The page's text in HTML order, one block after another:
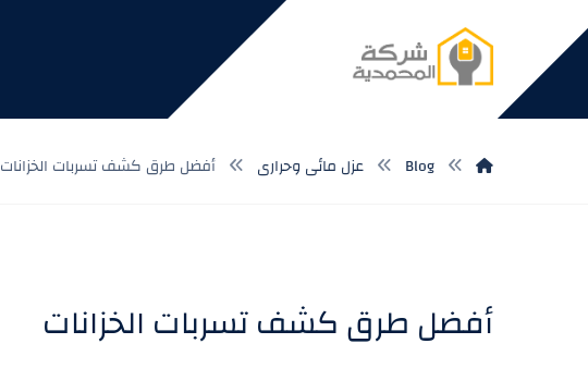
Blog عزل مائى وحرارى أفضل طرق كشف تسربات الخزانات
أفضل طرق كشف تسربات الخزانات